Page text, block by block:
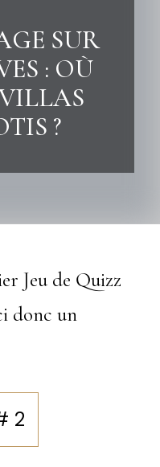
SUR
: OÙ
?
Jeu de Quizz
donc un
2